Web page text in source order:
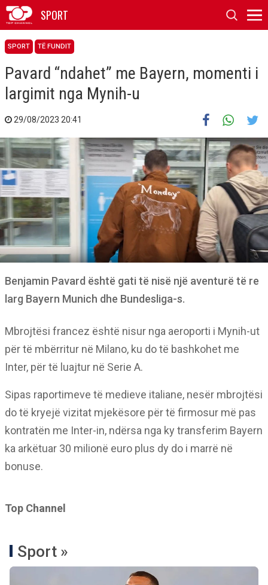
SPORT
SPORT TË FUNDIT
Pavard “ndahet” me Bayern, momenti i
largimit nga Mynih-u
29/08/2023 20:41
Benjamin Pavard është gati të nisë një aventurë të re
larg Bayern Munich dhe Bundesliga-s.
Mbrojtësi francez është nisur nga aeroporti i Mynih-ut
për të mbërritur në Milano, ku do të bashkohet me
Inter, për të luajtur në Serie A.
Sipas raportimeve të medieve italiane, nesër mbrojtësi
do të kryejë vizitat mjekësore për të firmosur më pas
kontratën me Inter-in, ndërsa nga ky transferim Bayern
ka arkëtuar 30 milionë euro plus dy do i marrë në
bonuse.
Top Channel
Sport »